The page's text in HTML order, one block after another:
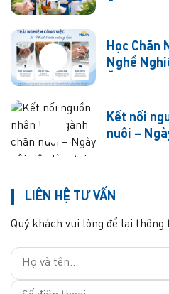
Học Chăn
Nghề
Kết nối
nuôi –
LIÊN HỆ TƯ VẤN
Quý khách vui lòng để lại